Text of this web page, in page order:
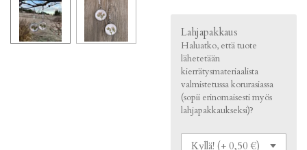
Lahjapakkaus
Haluatko, että tuote
lähetetään
kierrätysmateriaalista
valmistetussa korurasiassa
(sopii erinomaisesti myös
lahjapakkaukseksi)?